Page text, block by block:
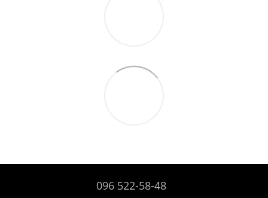
096 522-58-48